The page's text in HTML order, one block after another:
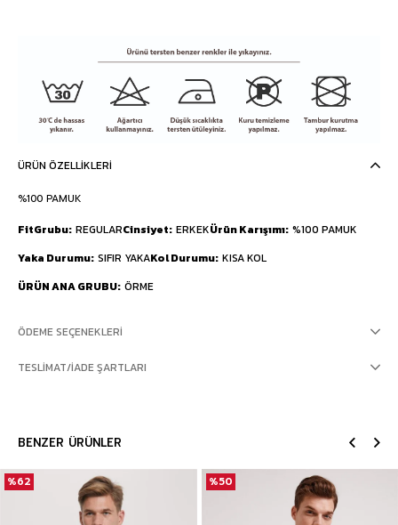
ÜRÜN ÖZELLIKLERI
%100 PAMUK
FitGrubu REGULARCinsiyet ERKEKÜrün Karışımı %100 PAMUK
Yaka Durumu SIFIR YAKAKol Durumu KISA KOL
ÜRÜN ANA GRUBU ÖRME
ÖDEME SEÇENEKLERI
TESLIMAT/İADE ŞARTLARI
BENZER ÜRÜNLER
%62 %50